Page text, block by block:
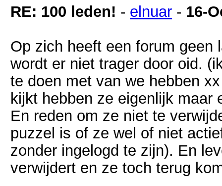
RE: 100 leden! - elnuar - 16-
Op zich heeft een forum geen
wordt er niet trager door oid.
te doen met van we hebben
kijkt hebben ze eigenlijk maar
En reden om ze niet te
puzzel is of ze wel of niet
zonder ingelogd te zijn). En
verwijdert en ze toch terug